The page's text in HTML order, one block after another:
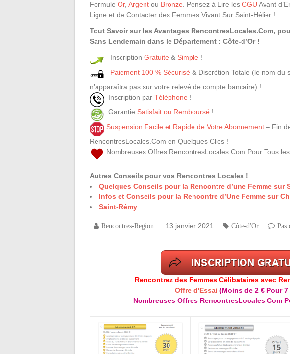
Formule Or, Argent ou Bronze . Pensez à Lire les CGU Avant
Ligne et de Contacter des Femmes Vivant Sur Saint-Hélier !
Tout Savoir sur les Avantages RencontresLocales.Com,
Sans Lendemain dans le Département : Côte-d’Or !
Inscription Gratuite & Simple !
Paiement 100 % Sécurisé & Discrétion Totale (le nom du
n’apparaîtra pas sur votre relevé de compte bancaire) !
Inscription par Téléphone !
Garantie Satisfait ou Remboursé !
Suspension Facile et Rapide de Votre Abonnement – Fin
RencontresLocales.Com en Quelques Clics !
Nombreuses Offres RencontresLocales.Com Pour Tous
Autres Conseils pour vos Rencontres Locales !
Quelques Conseils pour la Rencontre d’une Femme sur
Infos et Conseils pour la Rencontre d’Une Femme sur
Saint-Rémy
Rencontres-Region 13 janvier 2021 Côte-d'Or Pas
Rencontrez des Femmes Célibataires avec
Offre d'Essai (Moins de 2 € Pour
Nombreuses Offres RencontresLocales.Com